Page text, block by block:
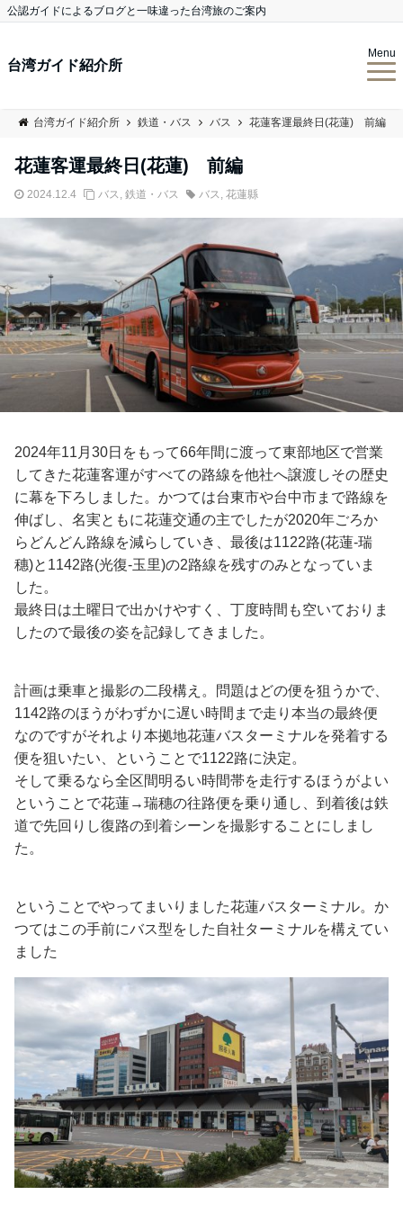
公認ガイドによるブログと一味違った台湾旅のご案内
台湾ガイド紹介所
Menu
台湾ガイド紹介所 鉄道・バス バス 花蓮客運最終日(花蓮) 前編
花蓮客運最終日(花蓮) 前編
2024.12.4 バス, 鉄道・バス バス, 花蓮縣
2024年11月30日をもって66年間に渡って東部地区で営業
してきた花蓮客運がすべての路線を他社へ譲渡しその歴史
に幕を下ろしました。かつては台東市や台中市まで路線を
伸ばし、名実ともに花蓮交通の主でしたが2020年ごろか
らどんどん路線を減らしていき、最後は1122路(花蓮-瑞
穗)と1142路(光復-玉里)の2路線を残すのみとなっていま
した。
最終日は土曜日で出かけやすく、丁度時間も空いておりま
したので最後の姿を記録してきました。
計画は乗車と撮影の二段構え。問題はどの便を狙うかで、
1142路のほうがわずかに遅い時間まで走り本当の最終便
なのですがそれより本拠地花蓮バスターミナルを発着する
便を狙いたい、ということで1122路に決定。
そして乗るなら全区間明るい時間帯を走行するほうがよい
ということで花蓮→瑞穗の往路便を乗り通し、到着後は鉄
道で先回りし復路の到着シーンを撮影することにしまし
た。
ということでやってまいりました花蓮バスターミナル。か
つてはこの手前にバス型をした自社ターミナルを構えてい
ました